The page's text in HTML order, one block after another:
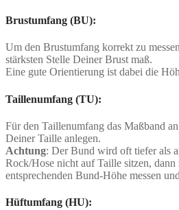
Brustumfang (BU):
Um den Brustumfang korrekt zu
stärksten Stelle Deiner Brust maß.
Eine gute Orientierung ist dabei die
Taillenumfang (TU):
Für den Taillenumfang das Maßband
Deiner Taille anlegen.
Achtung: Der Bund wird oft tiefer als
Rock/Hose nicht auf Taille sitzen, dann
entsprechenden Bund-Höhe messen
Hüftumfang (HU):